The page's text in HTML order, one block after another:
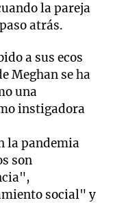
la pareja
atrás.
a sus ecos
Meghan se ha
una
instigadora
la pandemia
son
social" y